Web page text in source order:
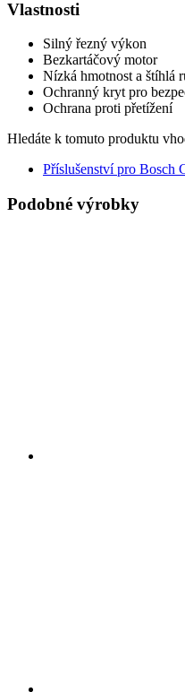
Vlastnosti
Silný řezný výkon
Bezkartáčový motor
Nízká hmotnost a štíhlá
Ochranný kryt pro
Ochrana proti přetížení
Hledáte k tomuto produktu
Příslušenství pro Bosch
Podobné výrobky